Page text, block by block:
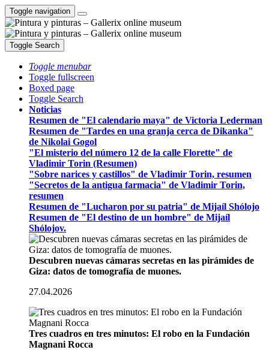
Toggle navigation
Toggle Search
Toggle menubar
Toggle fullscreen
Boxed page
Toggle Search
Noticias
Resumen de "El calendario maya" de Victoria Lederman
Resumen de "Tardes en una granja cerca de Dikanka"
de Nikolai Gogol
"El misterio del número 12 de la calle Florette" de
Vladimir Torin (Resumen)
"Sobre narices y castillos" de Vladimir Torin, resumen
"Secretos de la antigua farmacia" de Vladimir Torin,
resumen
Resumen de "Lucharon por su patria" de Mijaíl Shólojo
Resumen de "El destino de un hombre" de Mijaíl
Shólojov.
Descubren nuevas cámaras secretas en las pirámides de
Giza: datos de tomografía de muones.
27.04.2026
Tres cuadros en tres minutos: El robo en la Fundación
Magnani Rocca